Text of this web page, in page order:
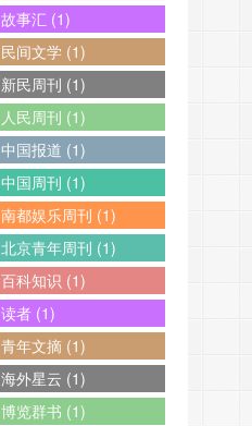
故事汇 (1)
民间文学 (1)
新民周刊 (1)
人民周刊 (1)
中国报道 (1)
中国周刊 (1)
南都娱乐周刊 (1)
北京青年周刊 (1)
百科知识 (1)
读者 (1)
青年文摘 (1)
海外星云 (1)
博览群书 (1)